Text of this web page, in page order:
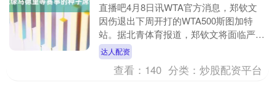
直播吧4月8日讯WTA官方消息，郑钦文
因伤退出下周开打的WTA500斯图加特
站。据北青体育报道，郑钦文将面临严峻
的保分压力，还将无缘马德里等顶级赛事
的种子席位。....
达人配资
查看： 140 分类：炒股配资平台